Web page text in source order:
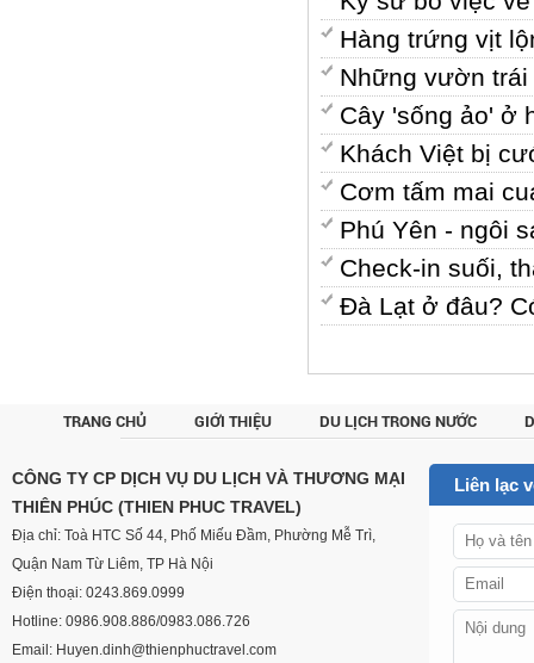
Hàng trứng vịt
Những vườn
Cây 'sống ảo' ở
Khách Việt bị
Cơm tấm mai
Phú Yên - ngôi
Check-in suối,
Đà Lạt ở đâu?
TRANG CHỦ GIỚI THIỆU DU LỊCH TRONG NƯỚC
CÔNG TY CP DỊCH VỤ DU LỊCH VÀ THƯƠNG MẠI
THIÊN PHÚC (THIEN PHUC TRAVEL)
Địa chỉ: Toà HTC Số 44, Phố Miếu Đầm, Phường Mễ Trì,
Quận Nam Từ Liêm, TP Hà Nội
Điện thoại: 0243.869.0999
Hotline: 0986.908.886/0983.086.726
Email: Huyen.dinh@thienphuctravel.com
Liên lạc